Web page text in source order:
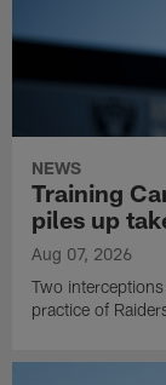
NEWS
Training
piles up
Aug 07, 2026
Two
practice of